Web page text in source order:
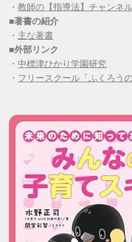
・ 教師の【指導法】チャンネ
■著書の紹介
・ 主な著書
■外部リンク
・ 中標津ひかり学園研究
・ フリースクール「ふくろうの